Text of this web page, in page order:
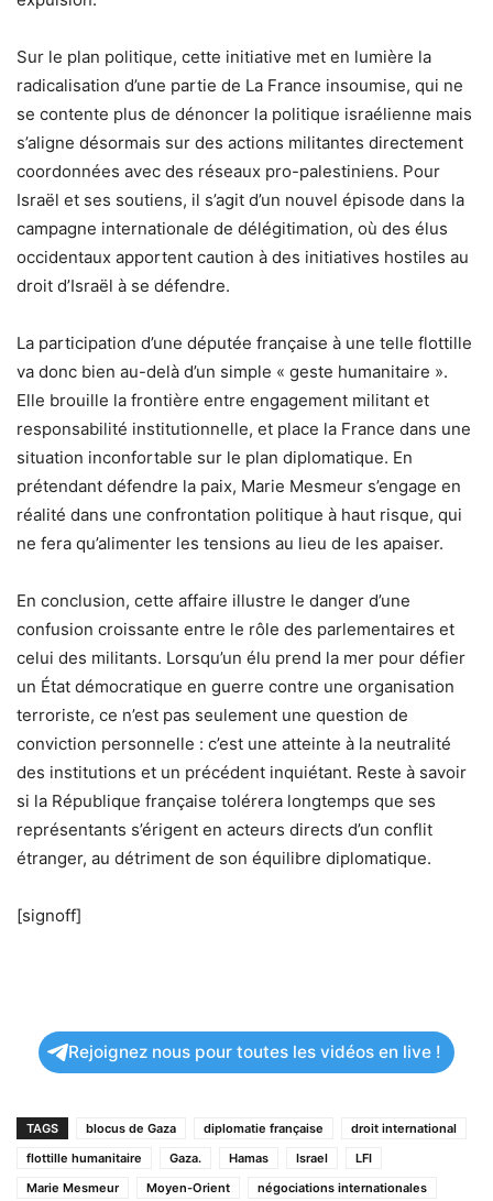
Sur le plan politique, cette initiative met en lumière la
radicalisation d’une partie de La France insoumise, qui ne
se contente plus de dénoncer la politique israélienne mais
s’aligne désormais sur des actions militantes directement
coordonnées avec des réseaux pro-palestiniens. Pour
Israël et ses soutiens, il s’agit d’un nouvel épisode dans la
campagne internationale de délégitimation, où des élus
occidentaux apportent caution à des initiatives hostiles au
droit d’Israël à se défendre.
La participation d’une députée française à une telle flottille
va donc bien au-delà d’un simple « geste humanitaire ».
Elle brouille la frontière entre engagement militant et
responsabilité institutionnelle, et place la France dans une
situation inconfortable sur le plan diplomatique. En
prétendant défendre la paix, Marie Mesmeur s’engage en
réalité dans une confrontation politique à haut risque, qui
ne fera qu’alimenter les tensions au lieu de les apaiser.
En conclusion, cette affaire illustre le danger d’une
confusion croissante entre le rôle des parlementaires et
celui des militants. Lorsqu’un élu prend la mer pour défier
un État démocratique en guerre contre une organisation
terroriste, ce n’est pas seulement une question de
conviction personnelle : c’est une atteinte à la neutralité
des institutions et un précédent inquiétant. Reste à savoir
si la République française tolérera longtemps que ses
représentants s’érigent en acteurs directs d’un conflit
étranger, au détriment de son équilibre diplomatique.
[signoff]
Rejoignez nous pour toutes les vidéos en live !
TAGS blocus de Gaza diplomatie française
droit international
flottille humanitaire
Gaza. Hamas Israel
LFI
Marie Mesmeur
Moyen-Orient
négociations internationales